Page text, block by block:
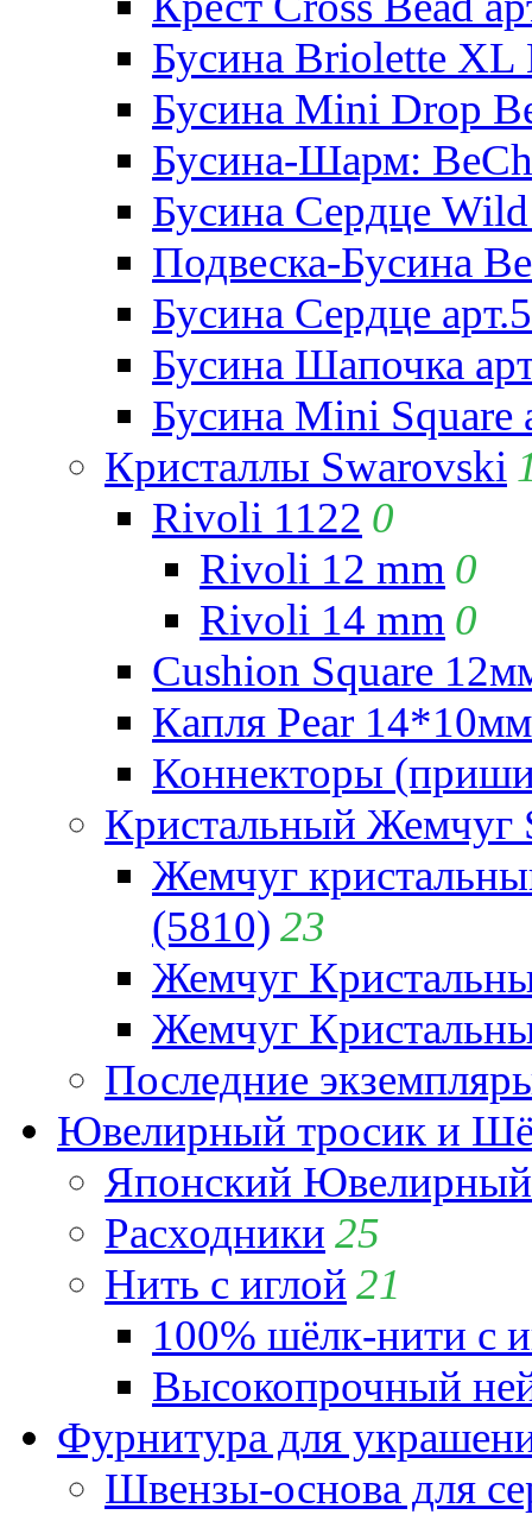
Бусина Briolette XL
Бусина Mini Drop
Бусина-Шарм:
Бусина Сердце
Подвеска-Бусина
Бусина Сердце
Бусина Шапочка
Бусина Mini Square
Кристаллы Swarovski
Rivoli 1122 0
Rivoli 12 mm 0
Rivoli 14 mm 0
Cushion Square
Капля Pear
Коннекторы
Кристальный Жемчуг
Жемчуг
(5810) 23
Жемчуг
Жемчуг
Последние
Ювелирный тросик и
Японский
Расходники 25
Нить с иглой 21
100% шёлк-нити с
Высокопрочный
Фурнитура для
Швензы-основа для